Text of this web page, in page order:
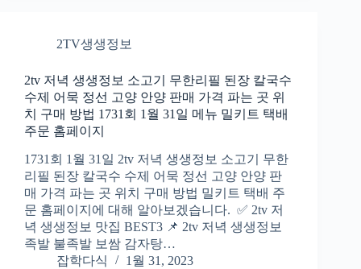
2TV생생정보
2tv 저녁 생생정보 소고기 무한리필 된장 칼국수
수제 어묵 정선 고양 안양 판매 가격 파는 곳 위
치 구매 방법 1731회 1월 31일 메뉴 밀키트 택배
주문 홈페이지
1731회 1월 31일 2tv 저녁 생생정보 소고기 무한
리필 된장 칼국수 수제 어묵 정선 고양 안양 판
매 가격 파는 곳 위치 구매 방법 밀키트 택배 주
문 홈페이지에 대해 알아보겠습니다. ✅ 2tv 저
녁 생생정보 맛집 BEST3 📌 2tv 저녁 생생정보
족발 불족발 보쌈 감자탕…
잡학다식
1월 31, 2023